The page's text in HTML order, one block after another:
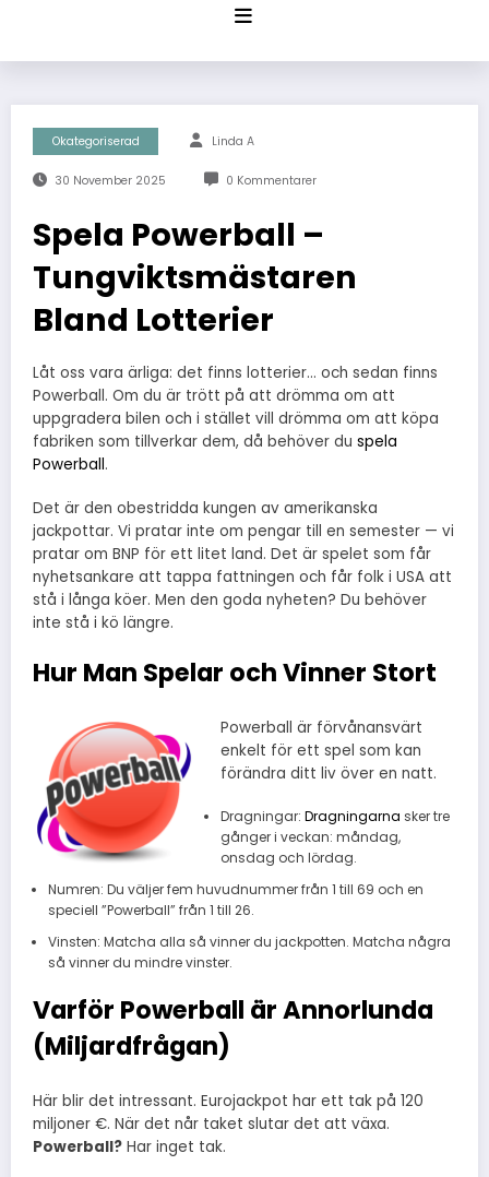
Okategoriserad Linda A
30 November 2025 0 Kommentarer
Spela Powerball –
Tungviktsmästaren
Bland Lotterier
Låt oss vara ärliga: det finns lotterier… och sedan finns
Powerball. Om du är trött på att drömma om att
uppgradera bilen och i stället vill drömma om att köpa
fabriken som tillverkar dem, då behöver du spela
Powerball.
Det är den obestridda kungen av amerikanska
jackpottar. Vi pratar inte om pengar till en semester — vi
pratar om BNP för ett litet land. Det är spelet som får
nyhetsankare att tappa fattningen och får folk i USA att
stå i långa köer. Men den goda nyheten? Du behöver
inte stå i kö längre.
Hur Man Spelar och Vinner Stort
Powerball är förvånansvärt
enkelt för ett spel som kan
förändra ditt liv över en natt.
Dragningar: Dragningarna sker tre
gånger i veckan: måndag,
onsdag och lördag.
Numren: Du väljer fem huvudnummer från 1 till 69 och en
speciell ”Powerball” från 1 till 26.
Vinsten: Matcha alla så vinner du jackpotten. Matcha några
så vinner du mindre vinster.
Varför Powerball är Annorlunda
(Miljardfrågan)
Här blir det intressant. Eurojackpot har ett tak på 120
miljoner €. När det når taket slutar det att växa.
Powerball? Har inget tak.